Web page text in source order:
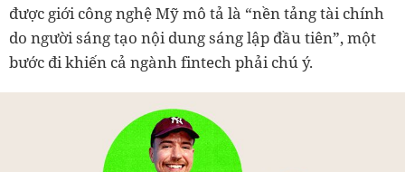
được giới công nghệ Mỹ mô tả là “nền tảng tài chính
do người sáng tạo nội dung sáng lập đầu tiên”, một
bước đi khiến cả ngành fintech phải chú ý.